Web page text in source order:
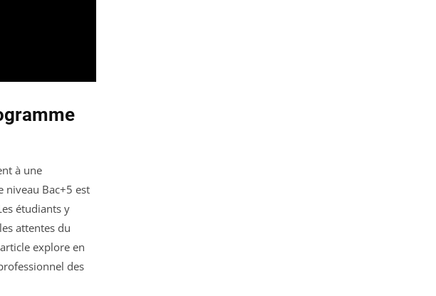
à une
niveau Bac+5 est
étudiants y
attentes du
explore en
des